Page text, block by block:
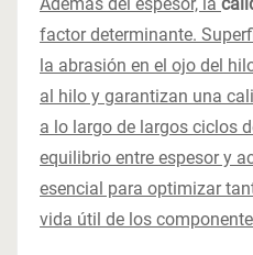
factor determinante.
la abrasión en el ojo del
al hilo y garantizan una
a lo largo de largos ciclos
equilibrio entre espesor y
esencial para optimizar
vida útil de los